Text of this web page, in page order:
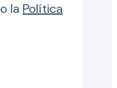
la Política